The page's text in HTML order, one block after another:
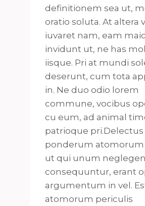
definitionem sea ut,
oratio soluta. At altera
iuvaret nam, eam
invidunt ut, ne has
iisque. Pri at mundi
deserunt, cum tota
in. Ne duo odio lorem
commune, vocibus
cu eum, ad animal
patrioque pri.Delectus
ponderum atomorum
ut qui unum
consequuntur, erant
argumentum in vel.
atomorum periculis